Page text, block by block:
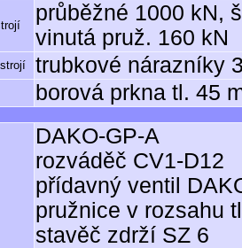
průběžné 1000 kN,
vinutá pruž. 160 kN
trubkové nárazníky
borová prkna tl. 45
DAKO-GP-A
rozváděč CV1-D12
přídavný ventil
pružnice v rozsahu
stavěč zdrží SZ 6